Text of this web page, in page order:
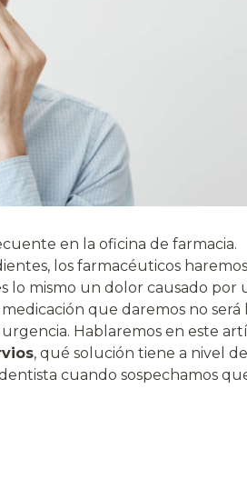
en la oficina de farmacia.
los farmacéuticos haremos
lo mismo un dolor causado por
que daremos no será
Hablaremos en este
, qué solución tiene a nivel de
cuando sospechamos